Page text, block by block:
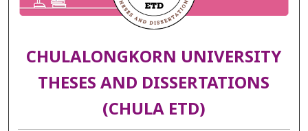
CHULALONGKORN UNIVERSITY
THESES AND DISSERTATIONS
(CHULA ETD)